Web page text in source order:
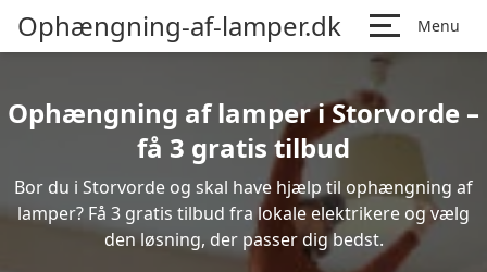
Ophængning-af-lamper.dk Menu
Ophængning af lamper i Storvorde –
få 3 gratis tilbud
Bor du i Storvorde og skal have hjælp til ophængning af
lamper? Få 3 gratis tilbud fra lokale elektrikere og vælg
den løsning, der passer dig bedst.